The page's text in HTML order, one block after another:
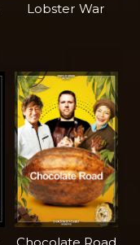
Lobster War
Chocolate Road